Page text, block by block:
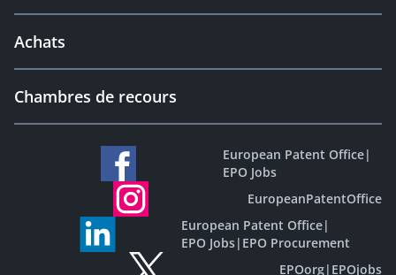
Achats
Chambres de recours
European Patent Office|
EPO Jobs
EuropeanPatentOffice
European Patent Office|
EPO Jobs| EPO Procurement
EPOorg| EPOjobs